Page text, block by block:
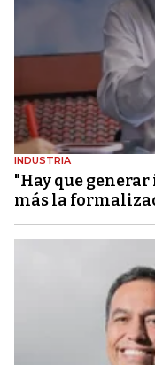
INDUSTRIA
"Hay que
más la